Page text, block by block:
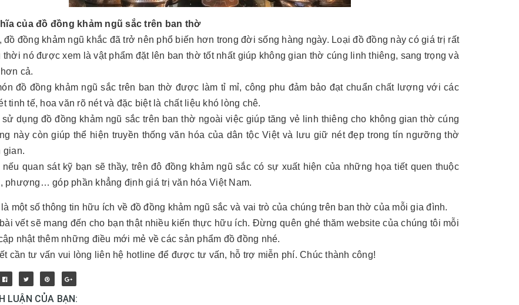
của đồ đồng khảm ngũ sắc trên ban thờ
đồ đồng khảm ngũ khắc đã trở nên phổ biến hơn trong đời sống hàng ngày. Loại đồ đồng này có giá trị rất
thời nó được xem là vật phẩm đặt lên ban thờ tốt nhất giúp không gian thờ cúng linh thiêng, sang trọng và
cả.
đồ đồng khảm ngũ sắc trên ban thờ được làm tỉ mỉ, công phu đảm bảo đạt chuẩn chất lượng với các
tinh tế, hoa văn rõ nét và đặc biệt là chất liệu khó lòng chê.
sử dụng đồ đồng khảm ngũ sắc trên ban thờ ngoài việc giúp tăng vẻ linh thiêng cho không gian thờ cúng
này còn giúp thể hiện truyền thống văn hóa của dân tộc Việt và lưu giữ nét đẹp trong tín ngưỡng thờ
gian.
quan sát kỹ bạn sẽ thầy, trên đô đồng khảm ngũ sắc có sự xuất hiện của những họa tiết quen thuộc
phượng… góp phần khẳng định giá trị văn hóa Việt Nam.
một số thông tin hữu ích về đồ đồng khảm ngũ sắc và vai trò của chúng trên ban thờ của mỗi gia đình.
vết sẽ mang đến cho bạn thật nhiều kiến thực hữu ích. Đừng quên ghé thăm website của chúng tôi mỗi
nhật thêm những điều mới mẻ về các sản phẩm đồ đồng nhé.
cần tư vấn vui lòng liên hệ hotline để được tư vấn, hỗ trợ miễn phí. Chúc thành công!
LUẬN CỦA BẠN: